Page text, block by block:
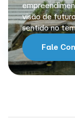
visão de
sentido no
Fale